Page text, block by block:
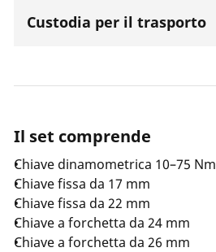
Custodia per il trasporto
Il set comprende
Chiave dinamometrica 10–75 Nm
Chiave fissa da 17 mm
Chiave fissa da 22 mm
Chiave a forchetta da 24 mm
Chiave a forchetta da 26 mm